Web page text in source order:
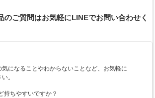
のご質問はお気軽にLINEでお問い合わせく
気になることやわからないことなど、お気軽に
。
持ちやすいですか？